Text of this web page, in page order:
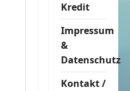
Kredit
Impressum
&
Datenschutz
Kontakt /